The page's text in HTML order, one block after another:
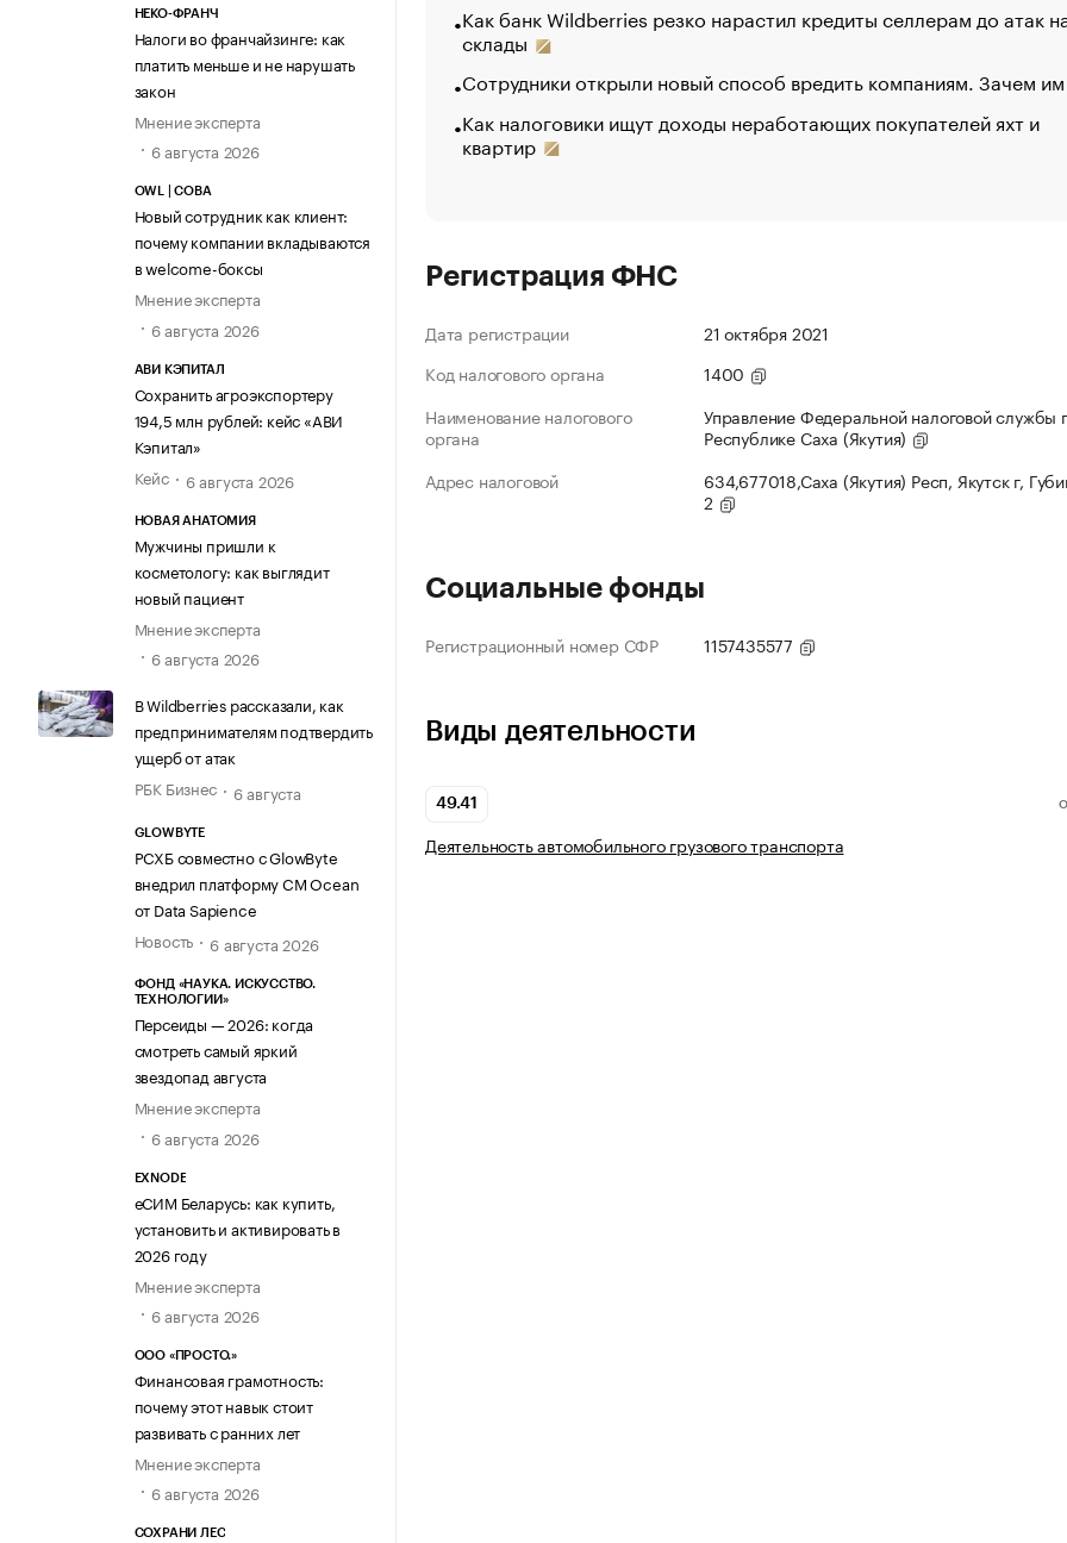
НЕКО-ФРАНЧ
Налоги во франчайзинге: как
платить меньше и не нарушать
закон
Мнение эксперта
6 августа 2026
OWL | СОВА
Новый сотрудник как клиент:
почему компании вкладываются
в welcome-боксы
Мнение эксперта
6 августа 2026
АВИ КЭПИТАЛ
Сохранить агроэкспортеру
194,5 млн рублей: кейс «АВИ
Кэпитал»
Кейс
6 августа 2026
НОВАЯ АНАТОМИЯ
Мужчины пришли к
косметологу: как выглядит
новый пациент
Мнение эксперта
6 августа 2026
В Wildberries рассказали, как
предпринимателям подтвердить
ущерб от атак
РБК Бизнес
6 августа
GLOWBYTE
РСХБ совместно с GlowByte
внедрил платформу CM Ocean
от Data Sapience
Новость
6 августа 2026
ФОНД «НАУКА. ИСКУССТВО.
ТЕХНОЛОГИИ»
Персеиды — 2026: когда
смотреть самый яркий
звездопад августа
Мнение эксперта
6 августа 2026
EXNODE
еСИМ Беларусь: как купить,
установить и активировать в
2026 году
Мнение эксперта
6 августа 2026
ООО «ПРОСТО.»
Финансовая грамотность:
почему этот навык стоит
развивать с ранних лет
Мнение эксперта
6 августа 2026
СОХРАНИ ЛЕС
Как банк Wildberries резко нарастил кредиты селлерам до атак
склады
Сотрудники открыли новый способ вредить компаниям. Зачем
Как налоговики ищут доходы неработающих покупателей яхт и
квартир
Регистрация ФНС
Дата регистрации
21 октября 2021
Код налогового органа
1400
Наименование налогового
органа
Управление Федеральной налоговой службы
Республике Саха (Якутия)
Адрес налоговой
634,677018,Саха (Якутия) Респ, Якутск г,
2
Социальные фонды
Регистрационный номер СФР 1157435577
Виды деятельности
49.41
Деятельность автомобильного грузового транспорта